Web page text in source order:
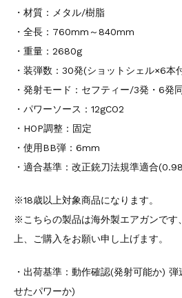
・材質：メタル/樹脂
・全長：760mm～840mm
・重量：2680g
・装弾数：30発(ショットシェル×6本
・発射モード：セフティー/3発・6発
・パワーソース：12gCO2
・HOP調整：固定
・使用BB弾：6mm
・適合基準：改正銃刀法規準適合
※18歳以上対象商品になります。
※こちらの製品は海外製エアガンです
上、ご購入をお願い申し上げます。
・出荷基準：動作確認(発射可能か)
せたパワーか)